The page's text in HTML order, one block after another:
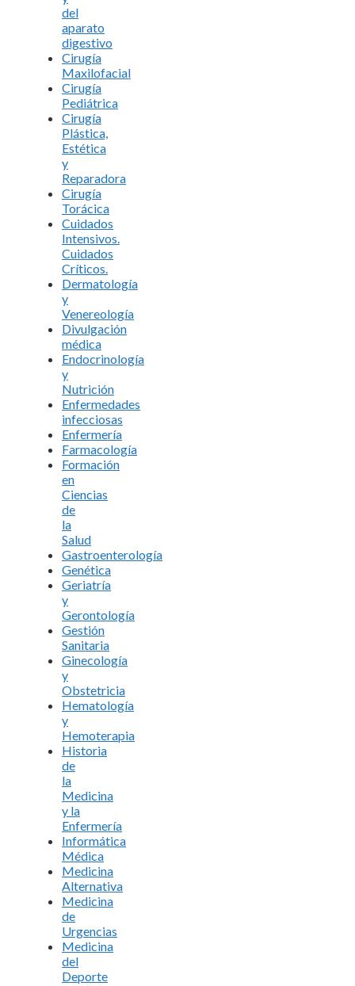
del
aparato
digestivo
Cirugía
Maxilofacial
Cirugía
Pediátrica
Cirugía
Plástica,
Estética
y
Reparadora
Cirugía
Torácica
Cuidados
Intensivos.
Cuidados
Críticos.
Dermatología
y
Venereología
Divulgación
médica
Endocrinología
y
Nutrición
Enfermedades
infecciosas
Enfermería
Farmacología
Formación
en
Ciencias
de
la
Salud
Gastroenterología
Genética
Geriatría
y
Gerontología
Gestión
Sanitaria
Ginecología
y
Obstetricia
Hematología
y
Hemoterapia
Historia
de
la
Medicina
y la
Enfermería
Informática
Médica
Medicina
Alternativa
Medicina
de
Urgencias
Medicina
del
Deporte